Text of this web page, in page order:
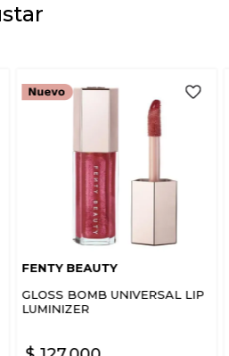
FENTY BEAUTY
GLOSS BOMB UNIVERSAL LIP
LUMINIZER